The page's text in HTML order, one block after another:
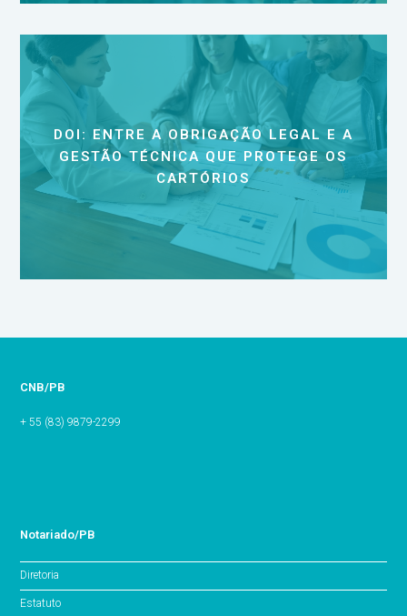
DOI: ENTRE A OBRIGAÇÃO LEGAL E A
GESTÃO TÉCNICA QUE PROTEGE OS
CARTÓRIOS
CNB/PB
+ 55 (83) 9879-2299
Notariado/PB
Diretoria
Estatuto